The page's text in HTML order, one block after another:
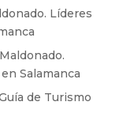
Líderes
Salamanca
de Turismo